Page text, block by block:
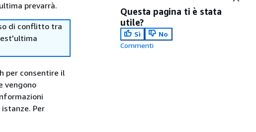
prevarrà.
di conflitto tra
per consentire il
vengono
Per
Questa pagina ti è stata
utile?
Sì
No
Commenti